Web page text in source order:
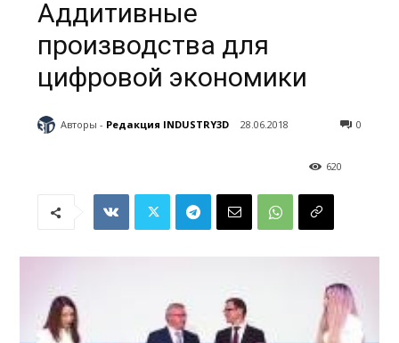
Аддитивные
производства для
цифровой экономики
Авторы - Редакция INDUSTRY3D 28.06.2018 0
620